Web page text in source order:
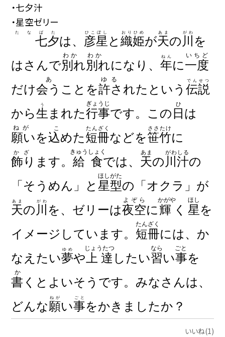
・七夕汁
・星空ゼリー
七夕
たなばた
は、 彦星
ひこぼし
と織姫
おりひめ
が天
あま
の 川
がわ
を
はさんで別れ別れ
わか わか
になり、年
ねん
に一度
いちど
だけ会う
あ
ことを許された
ゆる
という伝説
でんせつ
から生まれた
う
行事
ぎょうじ
です。この 日
ひ
は
願い
ねが
を込めた
こ
短冊
たんざく
などを笹竹
ささたけ
に
飾ります
かざ
。給食
きゅうしょく
では、 天
あま
の 川
がわ
汁
しる
の
「そうめん」と星型
ほしがた
の「オクラ」が
天
あま
の 川
がわ
を、ゼリーは夜空
よぞら
に 輝く
かがや
星
ほし
を
イメージしています。 短冊
たんざく
には、か
なえたい夢
ゆめ
や 上達
じょうたつ
したい習い事
なら ごと
を
書く
か
とよいそうです。みなさんは、
どんな願
ねが
い事
ごと
をかきましたか？
いいね(1)